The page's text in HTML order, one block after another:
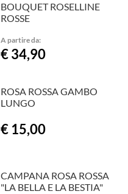
BOUQUET ROSELLINE
ROSSE
A partire da:
€ 34,90
ROSA ROSSA GAMBO
LUNGO
€ 15,00
CAMPANA ROSA ROSSA
"LA BELLA E LA BESTIA"